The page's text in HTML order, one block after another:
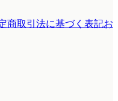
商取引法に基づく表記お